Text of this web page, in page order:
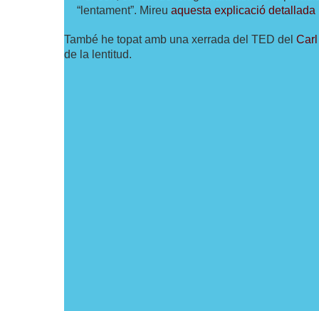
“lentament”. Mireu aquesta explicació detallada
També he topat amb una xerrada del TED del
de la lentitud.